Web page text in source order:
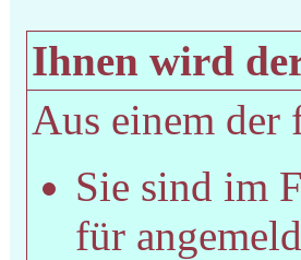
Ihnen wird
Aus einem der
Sie sind im
für